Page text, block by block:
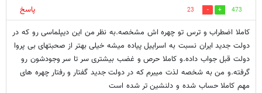
473
23
پاسخ
کاملا اضطراب و ترس تو چهره اش مشخصه.به نظر من این دیپلماسی رو که در
دولت جدید ایران نسبت به اسراییل پیاده میشه خیلی بهتر از صحبتهای بی پروا
دولت قبل جواب داده.و کاملا حرص و غضب بیشتری سر تا سر وجودشون رو
گرفته.و من به شخصه لذت میبرم که در دولت جدید گفتار و رفتار چهره های
مهم کاملا حساب شده و دلنشین تر شده است